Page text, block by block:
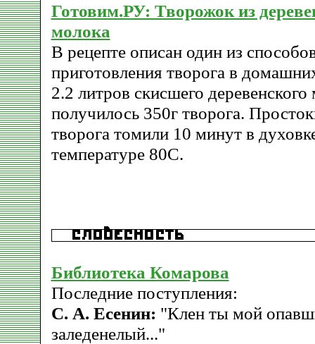
Готовим.РУ: Творожок из
молока
В рецепте описан один из
приготовления творога в
2.2 литров скисшего деревенского
получилось 350г творога.
творога томили 10 минут в
температуре 80С.
Библиотека Комарова
Последние поступления:
С. А. Есенин: "Клен ты мой
заледенелый..."